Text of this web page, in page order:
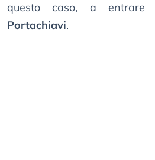
questo caso, a
Portachiavi.